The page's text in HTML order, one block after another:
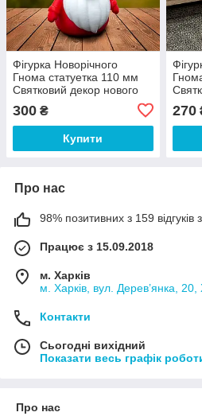
Фігурка Новорічного
Гнома статуетка 110 мм
Святковий декор нового
300 ₴
Купити
270
Про нас
98% позитивних з 159 відгуків
Працює з 15.09.2018
м. Харків
м. Харків, вул. Дерев’янка, 20,
Контакти
Сьогодні вихідний
Показати весь графік
Про нас